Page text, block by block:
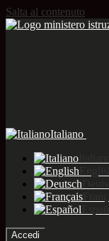
Salta al contenuto
Italiano
Accedi